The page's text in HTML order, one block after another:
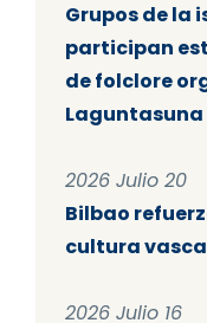
Grupos de la
participan
de folclore
Laguntasuna
2026 Julio 20
Bilbao
cultura
2026 Julio 16